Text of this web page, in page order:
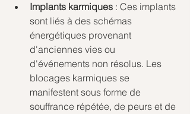
Implants karmiques : Ces implants
sont liés à des schémas
énergétiques provenant
d'anciennes vies ou
d'événements non résolus. Les
blocages karmiques se
manifestent sous forme de
souffrance répétée, de peurs et de